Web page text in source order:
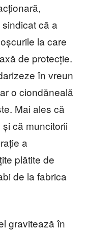
că a
la care
de protecție.
în vreun
o ciondăneală
Mai ales că
că muncitorii
a
plătite de
de la fabrica
gravitează în